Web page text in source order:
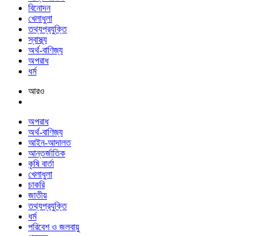
বিনোদন
খেলাধুলা
তথ্যপ্রযুক্তি
স্বাস্থ্য
অর্থ-বাণিজ্য
অপরাধ
ধর্ম
আরও
অপরাধ
অর্থ-বাণিজ্য
আইন-আদালত
আন্তর্জাতিক
কৃষি বার্তা
খেলাধুলা
চাকরি
জাতীয়
তথ্যপ্রযুক্তি
ধর্ম
পরিবেশ ও জলবায়ু